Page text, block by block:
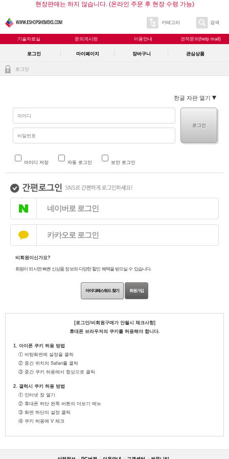
현장판매는 하지 않습니다. (온라인 주문 후 현장 수령 가능)
카테고리 검색
기술자료실 문의게시판 이용안내 견적문의(help mail)
로그인 마이페이지 장바구니 관심상품
로그인
한글 자판 열기
로그인
아이디 저장 자동 로그인 보안 로그인
네이버로 로그인
카카오로 로그인
비회원이신가요?
회원이 되시면 빠른 신상품 정보와 다양한 할인 혜택을 받으실 수 있습니다.
아이디/패스워드 찾기 회원가입
[로그인/비회원구매가 안될시 체크사항]
휴대폰 브라우저의 쿠키를 허용해야 합니다.
1. 아이폰 쿠키 허용 방법
① 바탕화면에 설정을 클릭
② 중간 위치의 Safari를 클릭
③ 중간 쿠키 허용에서 항상으로 클릭
2. 갤럭시 쿠키 허용 방법
① 인터넷 창 열기
② 휴대폰 하단 왼쪽 버튼의 더보기 메뉴
③ 화면 하단의 설정 클릭
④ 쿠키 허용에 V 체크